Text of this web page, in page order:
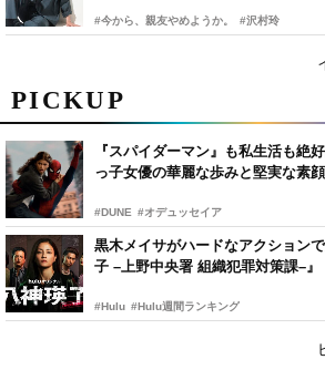
PICKUP
『スパイダーマン』も私生活も絶
っ子女優の華麗な歩みと堅実な素顔
#DUNE #オデュッセイア
黒木メイサがハードなアクション
子 –上野中央署 組織犯罪対策課–』
#Hulu #Hulu週間ランキング
#今から、親友やめようか。 #沢村玲